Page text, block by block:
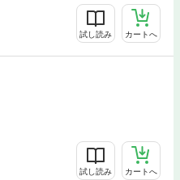
試し読み カートへ
試し読み カートへ